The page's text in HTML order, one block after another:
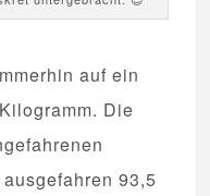
auf ein
Die
93,5